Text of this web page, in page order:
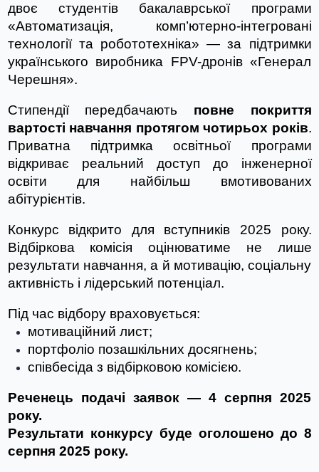
двоє студентів бакалаврської програми
«Автоматизація, комп’ютерно-інтегровані
технології та робототехніка» — за підтримки
українського виробника FPV-дронів «Генерал
Черешня».
Стипендії передбачають повне покриття
вартості навчання протягом чотирьох років.
Приватна підтримка освітньої програми
відкриває реальний доступ до інженерної
освіти для найбільш вмотивованих
абітурієнтів.
Конкурс відкрито для вступників 2025 року.
Відбіркова комісія оцінюватиме не лише
результати навчання, а й мотивацію, соціальну
активність і лідерський потенціал.
Під час відбору враховується:
мотиваційний лист;
портфоліо позашкільних досягнень;
співбесіда з відбірковою комісією.
Реченець подачі заявок — 4 серпня 2025
року.
Результати конкурсу буде оголошено до 8
серпня 2025 року.